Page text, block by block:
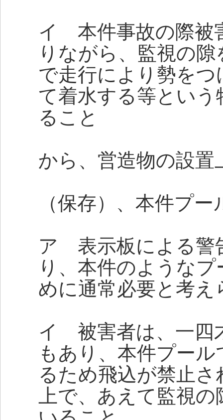
イ 本件事故の際被
りながら、監視の
で走行により勢を
て着水する等とい
ること
から、営造物の設置
（保存）、本件プ
ア 表示板による警
り、本件のような
めに通常必要と考
イ 被害者は、一四
もあり、本件プー
るため飛込が禁止
上で、あえて監視